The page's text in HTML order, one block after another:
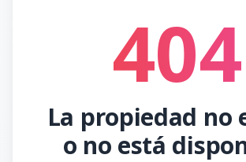
404
La propiedad no
o no está